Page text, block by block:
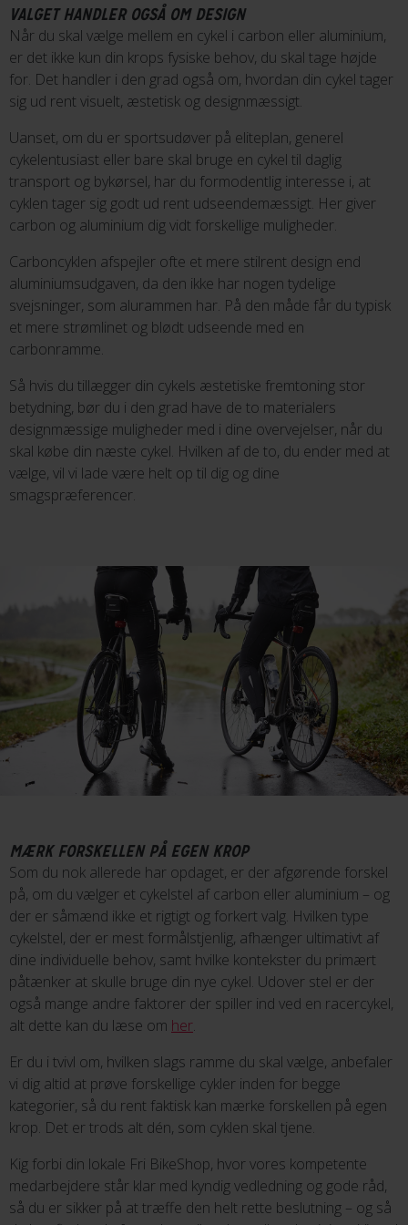
VALGET HANDLER OGSÅ OM DESIGN
Når du skal vælge mellem en cykel i carbon eller aluminium,
er det ikke kun din krops fysiske behov, du skal tage højde
for. Det handler i den grad også om, hvordan din cykel tager
sig ud rent visuelt, æstetisk og designmæssigt.
Uanset, om du er sportsudøver på eliteplan, generel
cykelentusiast eller bare skal bruge en cykel til daglig
transport og bykørsel, har du formodentlig interesse i, at
cyklen tager sig godt ud rent udseendemæssigt. Her giver
carbon og aluminium dig vidt forskellige muligheder.
Carboncyklen afspejler ofte et mere stilrent design end
aluminiumsudgaven, da den ikke har nogen tydelige
svejsninger, som alurammen har. På den måde får du typisk
et mere strømlinet og blødt udseende med en
carbonramme.
Så hvis du tillægger din cykels æstetiske fremtoning stor
betydning, bør du i den grad have de to materialers
designmæssige muligheder med i dine overvejelser, når du
skal købe din næste cykel. Hvilken af de to, du ender med at
vælge, vil vi lade være helt op til dig og dine
smagspræferencer.
MÆRK FORSKELLEN PÅ EGEN KROP
Som du nok allerede har opdaget, er der afgørende forskel
på, om du vælger et cykelstel af carbon eller aluminium – og
der er såmænd ikke et rigtigt og forkert valg. Hvilken type
cykelstel, der er mest formålstjenlig, afhænger ultimativt af
dine individuelle behov, samt hvilke kontekster du primært
påtænker at skulle bruge din nye cykel. Udover stel er der
også mange andre faktorer der spiller ind ved en racercykel,
alt dette kan du læse om her.
Er du i tvivl om, hvilken slags ramme du skal vælge, anbefaler
vi dig altid at prøve forskellige cykler inden for begge
kategorier, så du rent faktisk kan mærke forskellen på egen
krop. Det er trods alt dén, som cyklen skal tjene.
Kig forbi din lokale Fri BikeShop, hvor vores kompetente
medarbejdere står klar med kyndig vedledning og gode råd,
så du er sikker på at træffe den helt rette beslutning – og så